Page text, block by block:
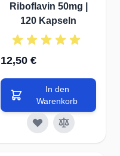
Riboflavin 50mg |
120 Kapseln
12,50 €
In den
Warenkorb